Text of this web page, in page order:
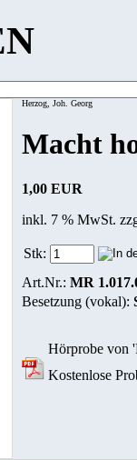
Herzog, Joh. Georg
Macht
1,00 EUR
inkl. 7 % MwSt.
Stk:
Art.Nr.: MR
Besetzung (vokal):
Hörprobe von
Kostenlose